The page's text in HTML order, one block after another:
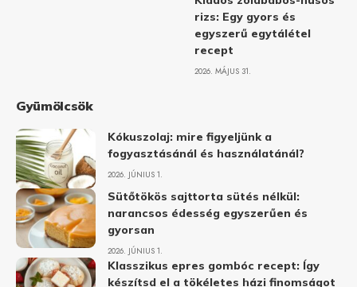
rizs: Egy gyors és
egyszerű egytálétel
recept
2026. MÁJUS 31.
Gyümölcsök
Kókuszolaj: mire figyeljünk a
fogyasztásánál és használatánál?
2026. JÚNIUS 1.
Sütőtökös sajttorta sütés nélkül:
narancsos édesség egyszerűen és
gyorsan
2026. JÚNIUS 1.
Klasszikus epres gombóc recept: Így
készítsd el a tökéletes házi finomságot